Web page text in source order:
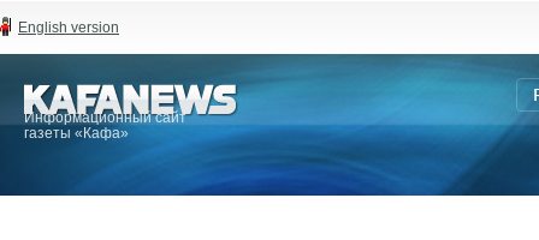
English version
Информационный сайт
газеты «Кафа»